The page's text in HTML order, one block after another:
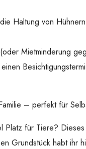
Haltung von
Mietminderung
– perfekt für
für Tiere?
Grundstück habt